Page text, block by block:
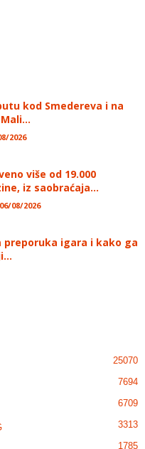
kod Smedereva i na
2026
više od 19.000
iz saobraćaja...
06/08/2026
preporuka igara i kako ga
25070
7694
6709
3313
1785